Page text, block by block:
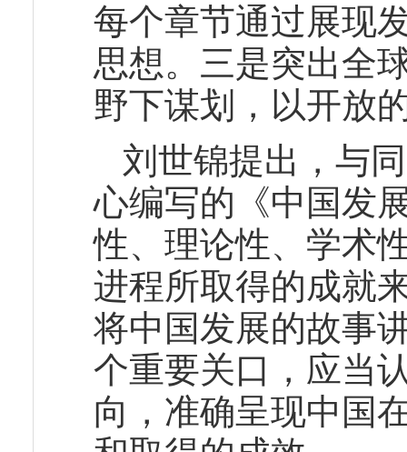
每个章节通过展现
思想。三是突出全
野下谋划，以开放
刘世锦提出，与
心编写的《中国发
性、理论性、学术
进程所取得的成就
将中国发展的故事
个重要关口，应当
向，准确呈现中国